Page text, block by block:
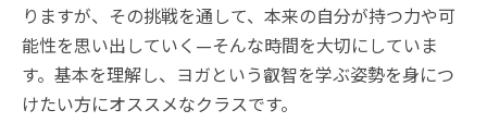
りますが、その挑戦を通して、本来の自分が持つ力や可
能性を思い出していく—そんな時間を大切にしていま
す。基本を理解し、ヨガという叡智を学ぶ姿勢を身につ
けたい方にオススメなクラスです。